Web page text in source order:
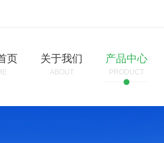
页 关于我们
ABOUT
产品中心
PRODUCT